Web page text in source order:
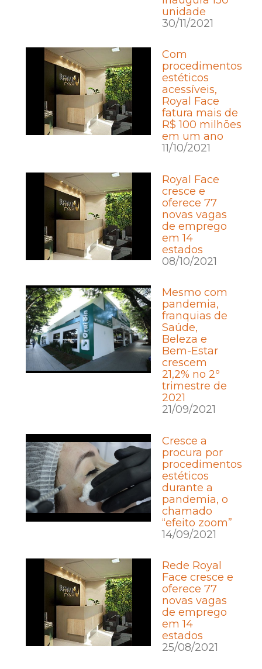
unidade
30/11/2021
Com
procedimentos
estéticos
acessíveis,
Royal Face
fatura mais de
R$ 100 milhões
em um ano
11/10/2021
Royal Face
cresce e
oferece 77
novas vagas
de emprego
em 14
estados
08/10/2021
Mesmo com
pandemia,
franquias de
Saúde,
Beleza e
Bem-Estar
crescem
21,2% no 2º
trimestre de
2021
21/09/2021
Cresce a
procura por
procedimentos
estéticos
durante a
pandemia, o
chamado
“efeito zoom”
14/09/2021
Rede Royal
Face cresce e
oferece 77
novas vagas
de emprego
em 14
estados
25/08/2021